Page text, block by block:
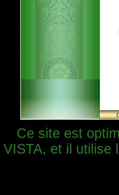
Ce site est
VISTA, et il utilise